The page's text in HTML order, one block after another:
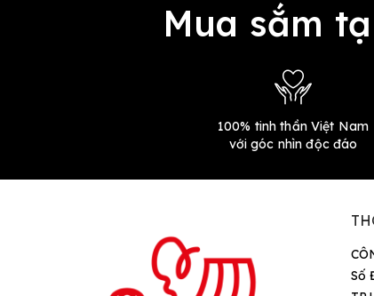
Mua sắm
100% tinh thần Việt Nam
với góc nhìn độc đáo
Số